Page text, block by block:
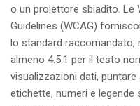
o un proiettore sbiadito. Le
Guidelines (WCAG)
lo standard raccomandato,
almeno 4.5:1 per il testo
visualizzazioni dati,
etichette, numeri e legende